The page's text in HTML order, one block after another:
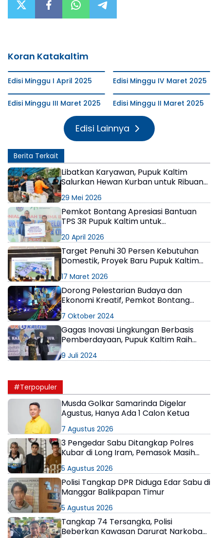
Koran Katakaltim
Edisi Minggu I April 2025 Edisi Minggu IV Maret 2025
Edisi Minggu III Maret 2025 Edisi Minggu II Maret 2025
Edisi Lainnya
Berita Terkait
Libatkan Karyawan, Pupuk Kaltim
Salurkan Hewan Kurban untuk Ribuan
29 Mei 2026
Pemkot Bontang Apresiasi Bantuan
TPS 3R Pupuk Kaltim untuk
20 April 2026
Target Penuhi 30 Persen Kebutuhan
Domestik, Proyek Baru Pupuk Kaltim
17 Maret 2026
Dorong Pelestarian Budaya dan
Ekonomi Kreatif, Pemkot Bontang
7 Oktober 2024
Gagas Inovasi Lingkungan Berbasis
Pemberdayaan, Pupuk Kaltim Raih
9 Juli 2024
#Terpopuler
Musda Golkar Samarinda Digelar
Agustus, Hanya Ada 1 Calon Ketua
7 Agustus 2026
3 Pengedar Sabu Ditangkap Polres
Kubar di Long Iram, Pemasok Masih
5 Agustus 2026
Polisi Tangkap DPR Diduga Edar Sabu di
Manggar Balikpapan Timur
5 Agustus 2026
Tangkap 74 Tersangka, Polisi
Beberkan Kawasan Darurat Narkoba